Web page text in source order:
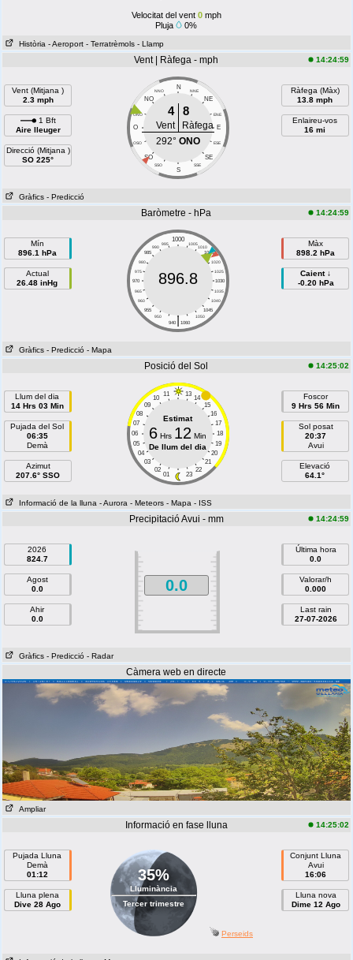
Velocitat del vent 0mph
Pluja
0%
Història - Aeroport - Terratrèmols - Llamp
Vent | Ràfega - mph 14:24:59
Vent (Mitjana )
2.3 mph
1 Bft
Aire lleuger
Direcció (Mitjana )
SO 225°
N
NNO NNE
NO NE
ONO ENE
O E
OSO ESE
SO SE
SSO SSE
S
4 8
Vent
Ràfega
292° ONO
Ràfega (Màx)
13.8 mph
Enlaireu-vos
16 mi
Gràfics - Predicció
Baròmetre - hPa 14:24:59
Mín
896.1 hPa
Actual
26.48 inHg
1000
995 1005
990
1010
985
1015
980
1020
975
1025
970
1030
965
1035
960
1040
955
1045
950
1050
|
940 1060
896.8
Màx
898.2 hPa
Caient ↓
-0.20 hPa
Gràfics - Predicció - Mapa
Posició del Sol 14:25:02
Llum del dia
14 Hrs 03 Min
Pujada del Sol
06:35
Demà
Azimut
207.6° SSO
11 13
10
14
09
15
08
16
07
17
06
18
05
19
04
20
03
21
02
22
01 23
Estimat
6 Hrs 12 Min
De llum del dia
Foscor
9 Hrs 56 Min
Sol posat
20:37
Avui
Elevació
64.1°
Informació de la lluna - Aurora - Meteors - Mapa - ISS
Precipitació Avui - mm 14:24:59
2026
824.7
Agost
0.0
Ahir
0.0
0.0
Última hora
0.0
Valorar/h
0.000
Last rain
27-07-2026
Gràfics - Predicció - Radar
Càmera web en directe
Ampliar
Informació en fase lluna 14:25:02
Pujada Lluna
Demà
01:12
Lluna plena
Dive 28 Ago
35%
Lluminància
Tercer trimestre
Conjunt Lluna
Avui
16:06
Lluna nova
Dime 12 Ago
Perseids